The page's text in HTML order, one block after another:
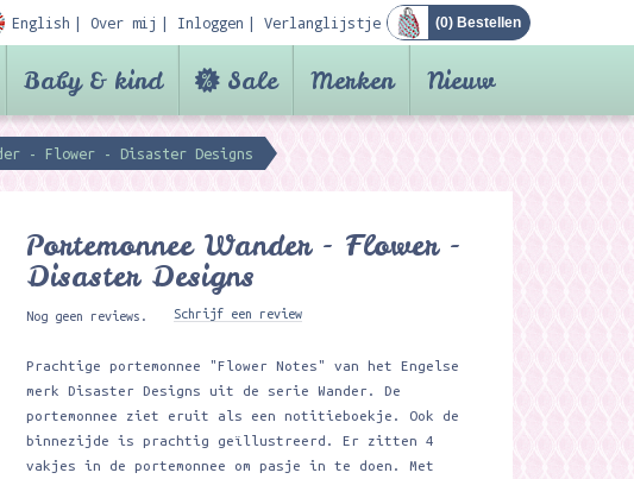
English Over mij Inloggen Verlanglijstje (0) Bestellen
Baby & kind Sale Merken Nieuw
- Flower - Disaster Designs
Portemonnee Wander - Flower -
Disaster Designs
Nog geen reviews. Schrijf een review
Prachtige portemonnee "Flower Notes" van het Engelse
merk Disaster Designs uit de serie Wander. De
portemonnee ziet eruit als een notitieboekje. Ook de
binnezijde is prachtig geïllustreerd. Er zitten 4
vakjes in de portemonnee om pasje in te doen. Met